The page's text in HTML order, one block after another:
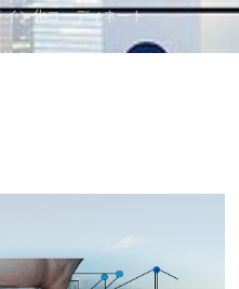
ン化コーディネート